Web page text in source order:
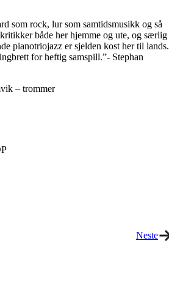
som rock, lur som samtidsmusikk og så
både her hjemme og ute, og særlig
pianotriojazz er sjelden kost her til lands.
for heftig samspill.”- Stephan
– trommer
Neste